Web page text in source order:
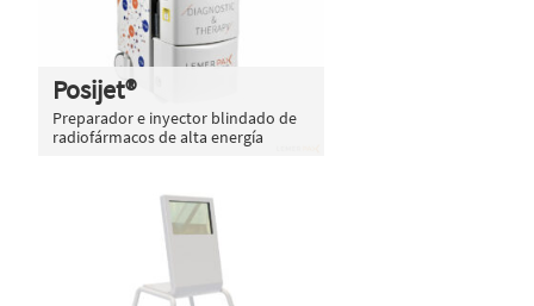
Posijet®
Preparador e inyector blindado de
radiofármacos de alta energía